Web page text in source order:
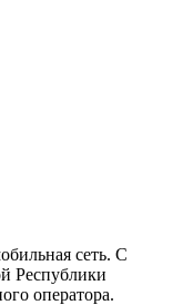
сеть. С
Республики
оператора.